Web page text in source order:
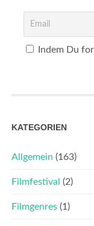
Indem Du
KATEGORIEN
Allgemein (163)
Filmfestival (2)
Filmgenres (1)